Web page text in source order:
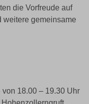
die Vorfreude auf
weitere gemeinsame
von 18.00 – 19.30 Uhr